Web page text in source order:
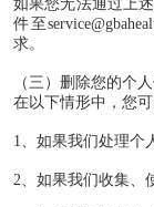
如果您无法通过上
件至
求。
（三）删除您的个
在以下情形中，您
1、如果我们处理个
2、如果我们收集、